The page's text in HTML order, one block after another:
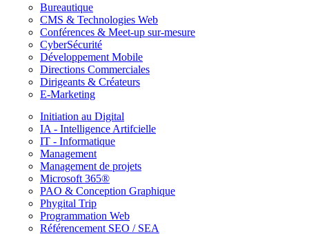
Bureautique
CMS & Technologies Web
Conférences & Meet-up sur-mesure
CyberSécurité
Développement Mobile
Directions Commerciales
Dirigeants & Créateurs
E-Marketing
Initiation au Digital
IA - Intelligence Artifcielle
IT - Informatique
Management
Management de projets
Microsoft 365®
PAO & Conception Graphique
Phygital Trip
Programmation Web
Référencement SEO / SEA